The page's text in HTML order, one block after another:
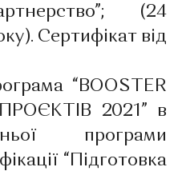
(24
Сертифікат від
“BOOSTER
2021” в
програми
“Підготовка